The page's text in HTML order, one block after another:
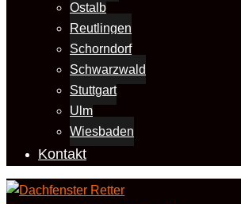
Ostalb
Reutlingen
Schorndorf
Schwarzwald
Stuttgart
Ulm
Wiesbaden
Kontakt